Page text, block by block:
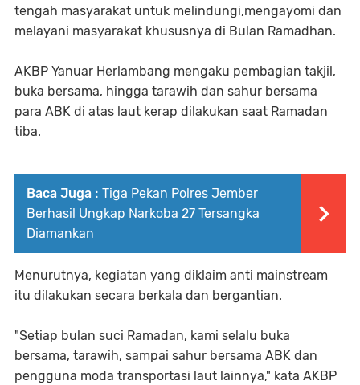
tengah masyarakat untuk melindungi,mengayomi dan
melayani masyarakat khususnya di Bulan Ramadhan.
AKBP Yanuar Herlambang mengaku pembagian takjil,
buka bersama, hingga tarawih dan sahur bersama
para ABK di atas laut kerap dilakukan saat Ramadan
tiba.
Baca Juga : Tiga Pekan Polres Jember
Berhasil Ungkap Narkoba 27 Tersangka
Diamankan
Menurutnya, kegiatan yang diklaim anti mainstream
itu dilakukan secara berkala dan bergantian.
"Setiap bulan suci Ramadan, kami selalu buka
bersama, tarawih, sampai sahur bersama ABK dan
pengguna moda transportasi laut lainnya," kata AKBP